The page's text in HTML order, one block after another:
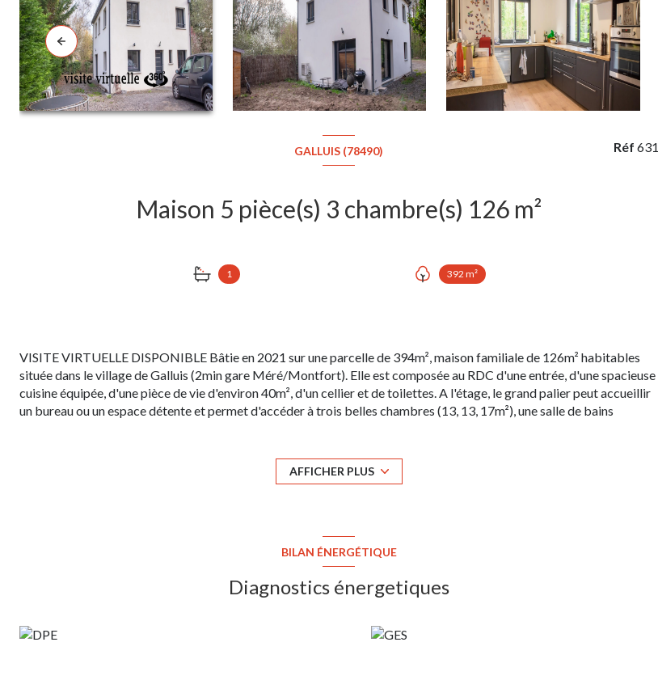
GALLUIS (78490)
Maison 5 pièce(s) 3 chambre(s) 126 m²
1 392 m²
Réf 631
VISITE VIRTUELLE DISPONIBLE Bâtie en 2021 sur une parcelle de 394m², maison familiale de 126m² habitables
située dans le village de Galluis (2min gare Méré/Montfort). Elle est composée au RDC d'une entrée, d'une spacieuse
cuisine équipée, d'une pièce de vie d'environ 40m², d'un cellier et de toilettes. A l'étage, le grand palier peut accueillir
un bureau ou un espace détente et permet d'accéder à trois belles chambres (13, 13, 17m²), une salle de bains
estimé annuel pour le chauffage et la production de l'eau chaude est à moins de 400€ ! (indice des prix 2021)
AFFICHER PLUS
BILAN ÉNERGÉTIQUE
Diagnostics énergetiques